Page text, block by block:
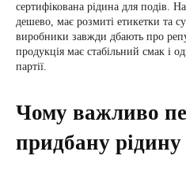
сертифікована рідина для подів.
дешево, має розмиті етикетки та
виробники завжди дбають про
продукція має стабільний смак і
партії.
Чому важливо
придбану